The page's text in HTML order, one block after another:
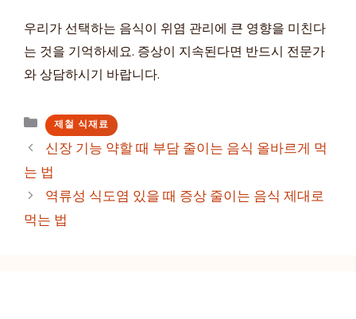
우리가 선택하는 음식이 위염 관리에 큰 영향을 미친다
는 것을 기억하세요. 증상이 지속된다면 반드시 전문가
와 상담하시기 바랍니다.
카
테
리
제철 식재료
신장 기능 약할 때 부담 줄이는 음식 올바르게 먹
는 법
역류성 식도염 있을 때 증상 줄이는 음식 제대로
먹는 법